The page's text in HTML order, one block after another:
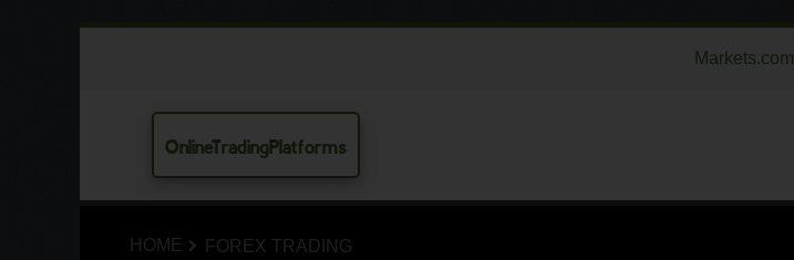
Markets.com
OnlineTradingPlatforms
HOME FOREX TRADING